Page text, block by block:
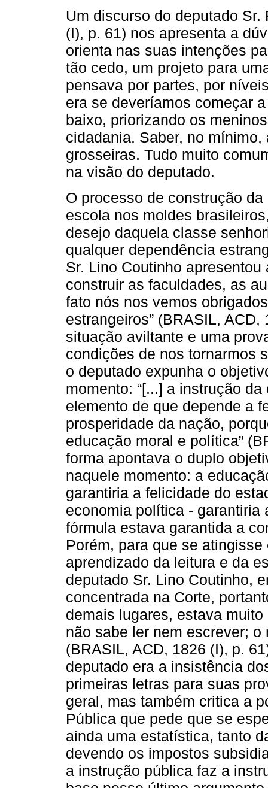
Um discurso do deputado
(I), p. 61) nos apresenta a
orienta nas suas intenções
tão cedo, um projeto para
pensava por partes, por
era se deveríamos começar
baixo, priorizando os
cidadania. Saber, no
grosseiras. Tudo muito
na visão do deputado.
O processo de construção
escola nos moldes
desejo daquela classe
qualquer dependência
Sr. Lino Coutinho
construir as faculdades, as
fato nós nos vemos
estrangeiros” (BRASIL,
situação aviltante e uma
condições de nos tornarmos
o deputado expunha o
momento: “[...] a instrução
elemento de que depende a
prosperidade da nação,
educação moral e política”
forma apontava o duplo
naquele momento: a
garantiria a felicidade do
economia política - garantiria
fórmula estava garantida a
Porém, para que se
aprendizado da leitura e da
deputado Sr. Lino Coutinho,
concentrada na Corte,
demais lugares, estava
não sabe ler nem escrever; o
(BRASIL, ACD, 1826 (I), p.
deputado era a insistência
primeiras letras para suas
geral, mas também critica a
Pública que pede que se
ainda uma estatística, tanto
devendo os impostos
a instrução pública faz a